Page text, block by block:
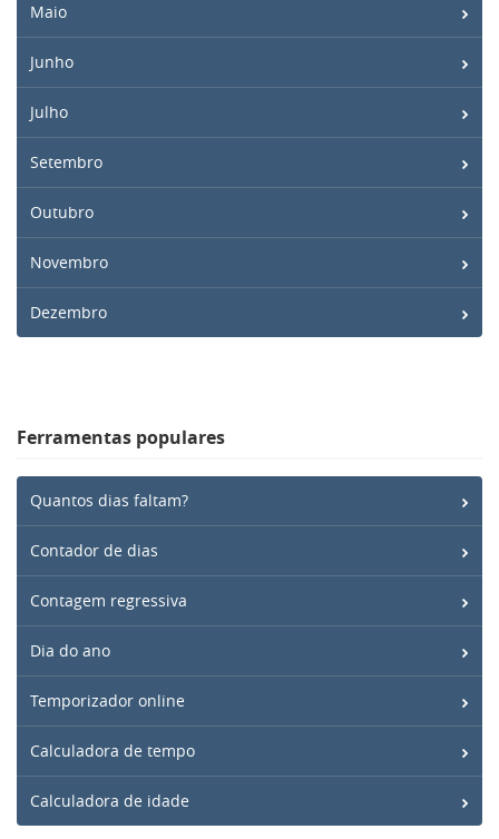
Maio
Junho
Julho
Setembro
Outubro
Novembro
Dezembro
Ferramentas populares
Quantos dias faltam?
Contador de dias
Contagem regressiva
Dia do ano
Temporizador online
Calculadora de tempo
Calculadora de idade